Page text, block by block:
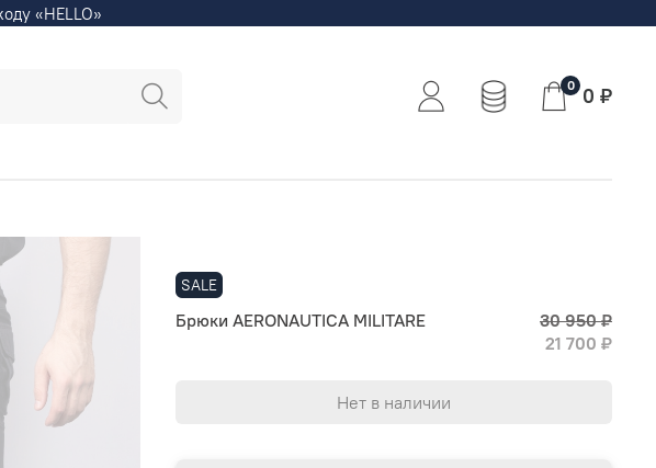
«HELLO»
0 0 ₽
SALE
Брюки AERONAUTICA MILITARE
30 950 ₽
21 700 ₽
Нет в наличии